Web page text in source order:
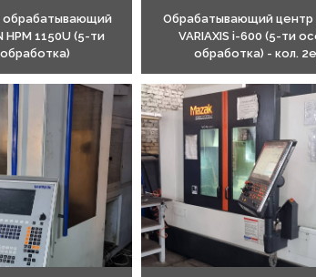
обрабатывающий
HPM 1150U (5-ти
Обрабатывающий центр
VARIAXIS i-600 (5-ти
обработка) - кол.